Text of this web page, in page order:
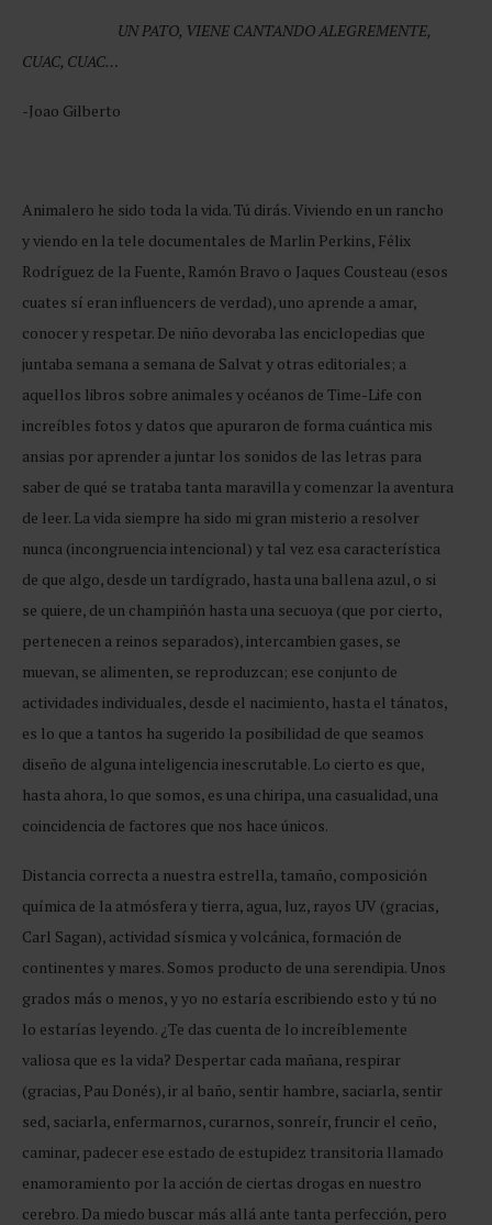
UN PATO, VIENE CANTANDO ALEGREMENTE,
CUAC, CUAC…
-Joao Gilberto
Animalero he sido toda la vida. Tú dirás. Viviendo en un rancho
y viendo en la tele documentales de Marlin Perkins, Félix
Rodríguez de la Fuente, Ramón Bravo o Jaques Cousteau (esos
cuates sí eran influencers de verdad), uno aprende a amar,
conocer y respetar. De niño devoraba las enciclopedias que
juntaba semana a semana de Salvat y otras editoriales; a
aquellos libros sobre animales y océanos de Time-Life con
increíbles fotos y datos que apuraron de forma cuántica mis
ansias por aprender a juntar los sonidos de las letras para
saber de qué se trataba tanta maravilla y comenzar la aventura
de leer. La vida siempre ha sido mi gran misterio a resolver
nunca (incongruencia intencional) y tal vez esa característica
de que algo, desde un tardígrado, hasta una ballena azul, o si
se quiere, de un champiñón hasta una secuoya (que por cierto,
pertenecen a reinos separados), intercambien gases, se
muevan, se alimenten, se reproduzcan; ese conjunto de
actividades individuales, desde el nacimiento, hasta el tánatos,
es lo que a tantos ha sugerido la posibilidad de que seamos
diseño de alguna inteligencia inescrutable. Lo cierto es que,
hasta ahora, lo que somos, es una chiripa, una casualidad, una
coincidencia de factores que nos hace únicos.
Distancia correcta a nuestra estrella, tamaño, composición
química de la atmósfera y tierra, agua, luz, rayos UV (gracias,
Carl Sagan), actividad sísmica y volcánica, formación de
continentes y mares. Somos producto de una serendipia. Unos
grados más o menos, y yo no estaría escribiendo esto y tú no
lo estarías leyendo. ¿Te das cuenta de lo increíblemente
valiosa que es la vida? Despertar cada mañana, respirar
(gracias, Pau Donés), ir al baño, sentir hambre, saciarla, sentir
sed, saciarla, enfermarnos, curarnos, sonreír, fruncir el ceño,
caminar, padecer ese estado de estupidez transitoria llamado
enamoramiento por la acción de ciertas drogas en nuestro
cerebro. Da miedo buscar más allá ante tanta perfección, pero